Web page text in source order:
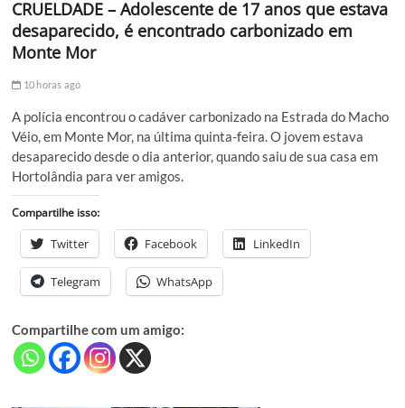
CRUELDADE – Adolescente de 17 anos que estava
desaparecido, é encontrado carbonizado em
Monte Mor
10 horas ago
A polícia encontrou o cadáver carbonizado na Estrada do Macho
Véio, em Monte Mor, na última quinta-feira. O jovem estava
desaparecido desde o dia anterior, quando saiu de sua casa em
Hortolândia para ver amigos.
Compartilhe isso:
Twitter Facebook LinkedIn
Telegram WhatsApp
Compartilhe com um amigo: